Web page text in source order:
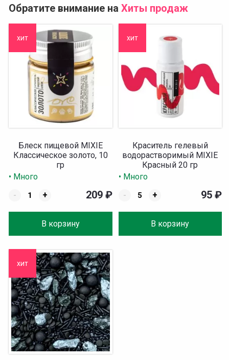
Обратите внимание на Хиты продаж
хит
Блеск пищевой MIXIE
Классическое золото, 10
гр
• Много
-
+
В корзину
209 ₽
хит
Краситель гелевый
водорастворимый MIXIE
Красный 20 гр
• Много
-
+
В корзину
95 ₽
хит